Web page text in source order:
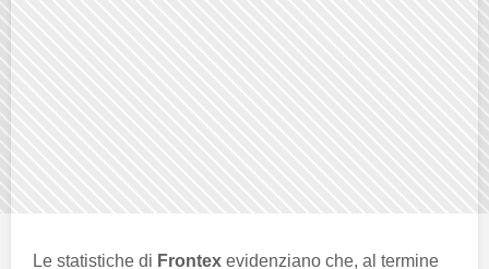
Le statistiche di Frontex evidenziano che, al termine